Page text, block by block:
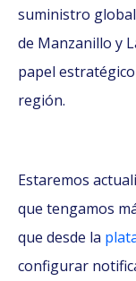
suministro
de Manzanillo y
papel
región.
Estaremos
que tengamos
que desde la
configurar